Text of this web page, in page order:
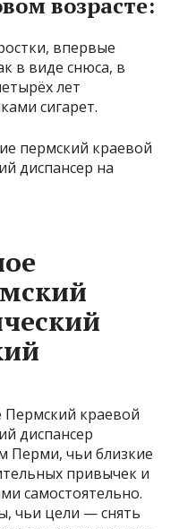
впервые
в виде снюса, в
лет
сигарет.
краевой
диспансер
Перми, чьи близкие
привычек и
самостоятельно.
чьи цели — снять